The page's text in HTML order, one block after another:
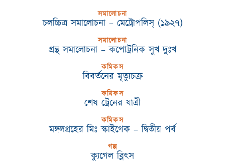
সমালোচনা
চলচ্চিত্র সমালোচনা – মেট্রোপলিস্‌ (১৯২৭)
সমালোচনা
গ্রন্থ সমালোচনা – কপোট্রনিক সুখ দুঃখ
কমিকস
বিবর্তনের মৃত্যুচক্র
কমিকস
শেষ ট্রেনের যাত্রী
কমিকস
মঙ্গলগ্রহের মিঃ স্কাইগেক – দ্বিতীয় পর্ব
গল্প
ক্যুগেল ব্লিৎস